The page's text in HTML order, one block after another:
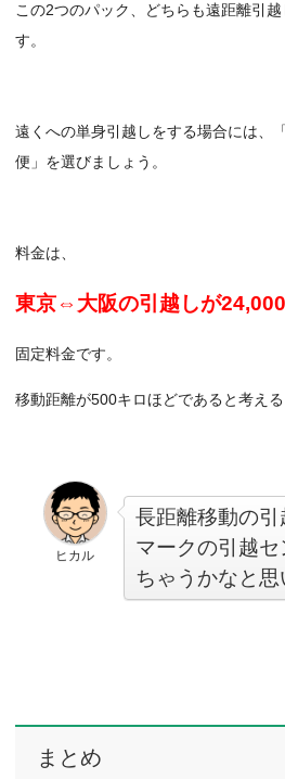
この2つのパック、どちらも遠距離引
す。
遠くへの単身引越しをする場合には、
便」を選びましょう。
料金は、
東京⇔大阪の引越しが
固定料金です。
移動距離が500キロほどであると考え
ヒカル
長距離移動の
マークの引越
ちゃうかなと思
まとめ